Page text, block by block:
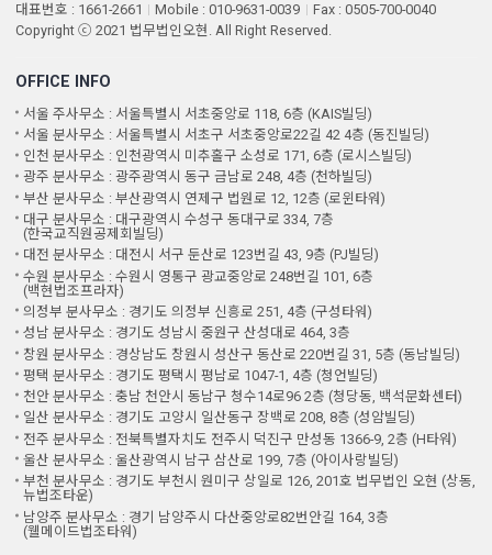
대표번호 : 1661-2661
Mobile : 010-9631-0039
Fax : 0505-700-0040
Copyright ⓒ 2021 법무법인오현. All Right Reserved.
OFFICE INFO
서울 주사무소 : 서울특별시 서초중앙로 118, 6층 (KAIS빌딩)
서울 분사무소 : 서울특별시 서초구 서초중앙로22길 42 4층 (동진빌딩)
인천 분사무소 : 인천광역시 미추홀구 소성로 171, 6층 (로시스빌딩)
광주 분사무소 : 광주광역시 동구 금남로 248, 4층 (천하빌딩)
부산 분사무소 : 부산광역시 연제구 법원로 12, 12층 (로윈타워)
대구 분사무소 : 대구광역시 수성구 동대구로 334, 7층
(한국교직원공제회빌딩)
대전 분사무소 : 대전시 서구 둔산로 123번길 43, 9층 (PJ빌딩)
수원 분사무소 : 수원시 영통구 광교중앙로 248번길 101, 6층
(백현법조프라자)
의정부 분사무소 : 경기도 의정부 신흥로 251, 4층 (구성타워)
성남 분사무소 : 경기도 성남시 중원구 산성대로 464, 3층
창원 분사무소 : 경상남도 창원시 성산구 동산로 220번길 31, 5층 (동남빌딩)
평택 분사무소 : 경기도 평택시 평남로 1047-1, 4층 (청언빌딩)
천안 분사무소 : 충남 천안시 동남구 청수14로96 2층 (청당동, 백석문화센터)
일산 분사무소 : 경기도 고양시 일산동구 장백로 208, 8층 (성암빌딩)
전주 분사무소 : 전북특별자치도 전주시 덕진구 만성동 1366-9, 2층 (H타워)
울산 분사무소 : 울산광역시 남구 삼산로 199, 7층 (아이사랑빌딩)
부천 분사무소 : 경기도 부천시 원미구 상일로 126, 201호 법무법인 오현 (상동,
뉴법조타운)
남양주 분사무소 : 경기 남양주시 다산중앙로82번안길 164, 3층
(웰메이드법조타워)